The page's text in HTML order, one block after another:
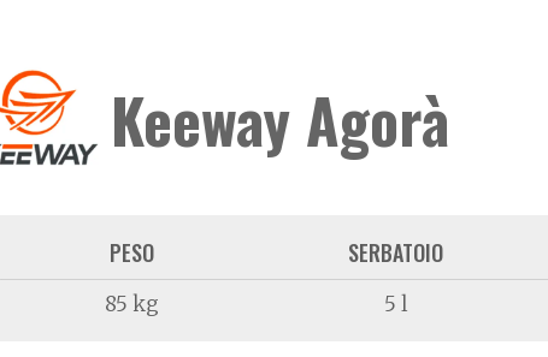
Keeway Agorà
PESO
85 kg
SERBATOIO
5 l